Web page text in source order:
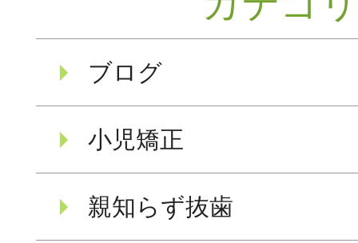
ブログ
小児矯正
親知らず抜歯